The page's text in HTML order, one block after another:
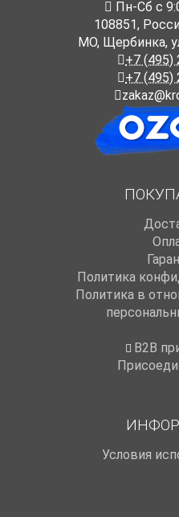
Пн-Cб с
108851,
МО, Щербинка,
+7 (495)
+7 (495)
Политика
Политика в
B2B
Условия